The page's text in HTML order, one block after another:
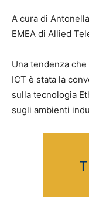
A cura di
EMEA di Allied
Una tendenza
ICT è stata la
sulla tecnologia
sugli ambienti